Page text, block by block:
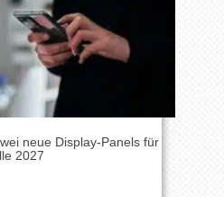
neue Display-Panels für
2027